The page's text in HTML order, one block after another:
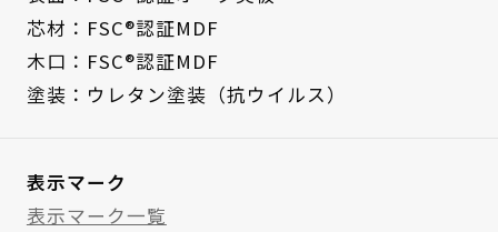
芯材：FSC®認証MDF
木口：FSC®認証MDF
塗装：ウレタン塗装（抗ウイルス）
表示マーク
表示マーク一覧